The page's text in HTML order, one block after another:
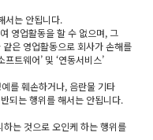
서는 안됩니다.
영업활동을 할 수 없으며, 그
은 영업활동으로 회사가 손해를
트웨어’ 및 ‘연동서비스’
를 훼손하거나, 음란물 기타
되는 행위를 해서는 안됩니다.
는 것으로 오인케 하는 행위를